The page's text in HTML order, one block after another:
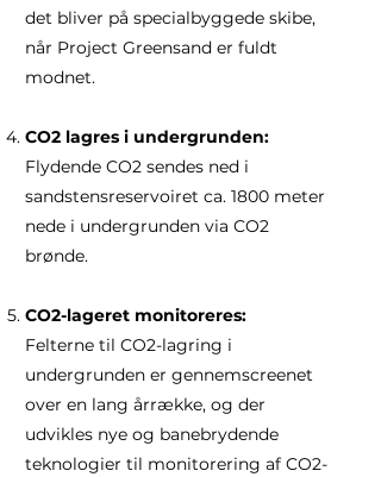
det bliver på specialbyggede skibe,
når Project Greensand er fuldt
modnet.
CO2 lagres i undergrunden:
Flydende CO2 sendes ned i
sandstensreservoiret ca. 1800 meter
nede i undergrunden via CO2
brønde.
CO2-lageret monitoreres:
Felterne til CO2-lagring i
undergrunden er gennemscreenet
over en lang årrække, og der
udvikles nye og banebrydende
teknologier til monitorering af CO2-